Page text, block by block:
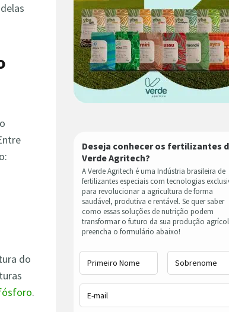
do
.
Deseja conhecer os fertilizantes
Verde Agritech?
A Verde Agritech é uma Indústria brasileira de
fertilizantes especiais com tecnologias
para revolucionar a agricultura de forma
saudável, produtiva e rentável. Se quer saber
como essas soluções de nutrição podem
transformar o futuro da sua produção
preencha o formulário abaixo!